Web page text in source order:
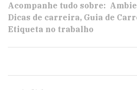
Acompanhe tudo sobre:
Dicas de carreira Guia de
Etiqueta no trabalho